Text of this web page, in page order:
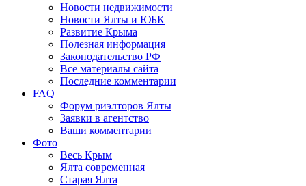
Новости недвижимости
Новости Ялты и ЮБК
Развитие Крыма
Полезная информация
Законодательство РФ
Все материалы сайта
Последние комментарии
FAQ
Форум риэлторов Ялты
Заявки в агентство
Ваши комментарии
Фото
Весь Крым
Ялта современная
Старая Ялта